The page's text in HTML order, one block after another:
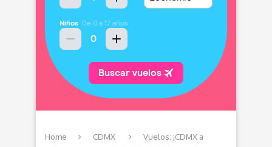
Home CDMX
Vuelos: ¡CDMX a